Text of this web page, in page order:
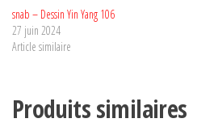
snab – Dessin Yin Yang 106
27 juin 2024
Article similaire
Produits similaires